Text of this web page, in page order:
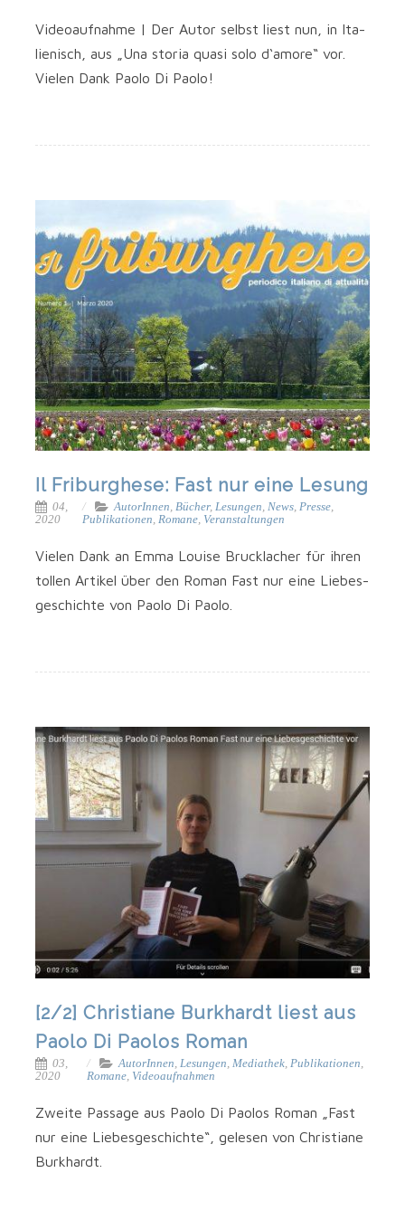
Video­auf­nah­me | Der Autor selbst liest nun, in Ita­
lie­nisch, aus „Una sto­ria qua­si solo d‘amore“ vor.
Vie­len Dank Pao­lo Di Paolo!
Il Friburghese: Fast nur eine Lesung
04,
2020
AutorInnen,Bücher,Lesungen,News,Presse,
Publikationen,Romane, Veranstaltungen
Vie­len Dank an Emma Loui­se Bruck­la­cher für ihren
tol­len Arti­kel über den Roman Fast nur eine Lie­bes­
ge­schich­te von Pao­lo Di Paolo.
[2/2] Christiane Burkhardt liest aus
Paolo Di Paolos Roman
03,
2020
AutorInnen Lesungen Mediathek, Publikationen
Romane, Videoaufnahmen
Zwei­te Pas­sa­ge aus Pao­lo Di Pao­los Roman „Fast
nur eine Lie­bes­ge­schich­te“, gele­sen von Chris­tia­ne
Burkhardt.